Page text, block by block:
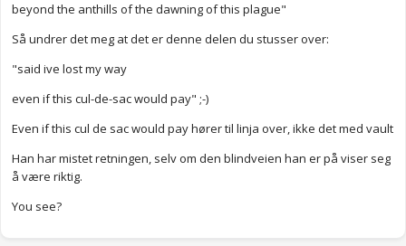
beyond the anthills of the dawning of this plague"
Så undrer det meg at det er denne delen du stusser over:
"said ive lost my way
even if this cul-de-sac would pay" ;-)
Even if this cul de sac would pay hører til linja over, ikke det med vault
Han har mistet retningen, selv om den blindveien han er på viser seg
å være riktig.
You see?